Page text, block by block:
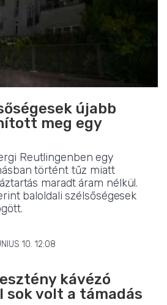
újabb
meg egy
Reutlingenben egy
történt tűz miatt
maradt áram nélkül.
baloldali szélsőségesek
10. 12:08
kávézó
sok volt a támadás